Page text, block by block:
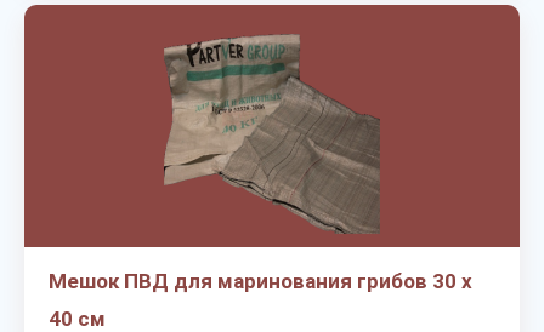
Мешок ПВД для маринования грибов 30 х
40 см